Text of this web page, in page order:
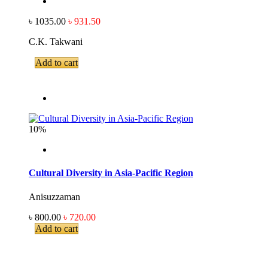
৳ 1035.00 ৳ 931.50
C.K. Takwani
Add to cart
10%
Cultural Diversity in Asia-Pacific Region
Anisuzzaman
৳ 800.00 ৳ 720.00
Add to cart